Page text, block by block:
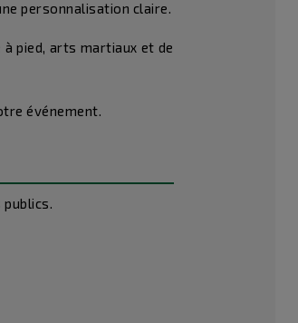
personnalisation claire.
pied, arts martiaux et de
événement.